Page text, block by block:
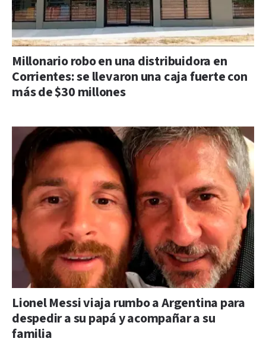
Millonario robo en una distribuidora en
Corrientes: se llevaron una caja fuerte con
más de $30 millones
Lionel Messi viaja rumbo a Argentina para
despedir a su papá y acompañar a su
familia